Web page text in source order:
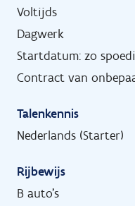
Voltijds
Dagwerk
Startdatum: zo
Contract van
Talenkennis
Nederlands (Starter)
Rijbewijs
B auto's